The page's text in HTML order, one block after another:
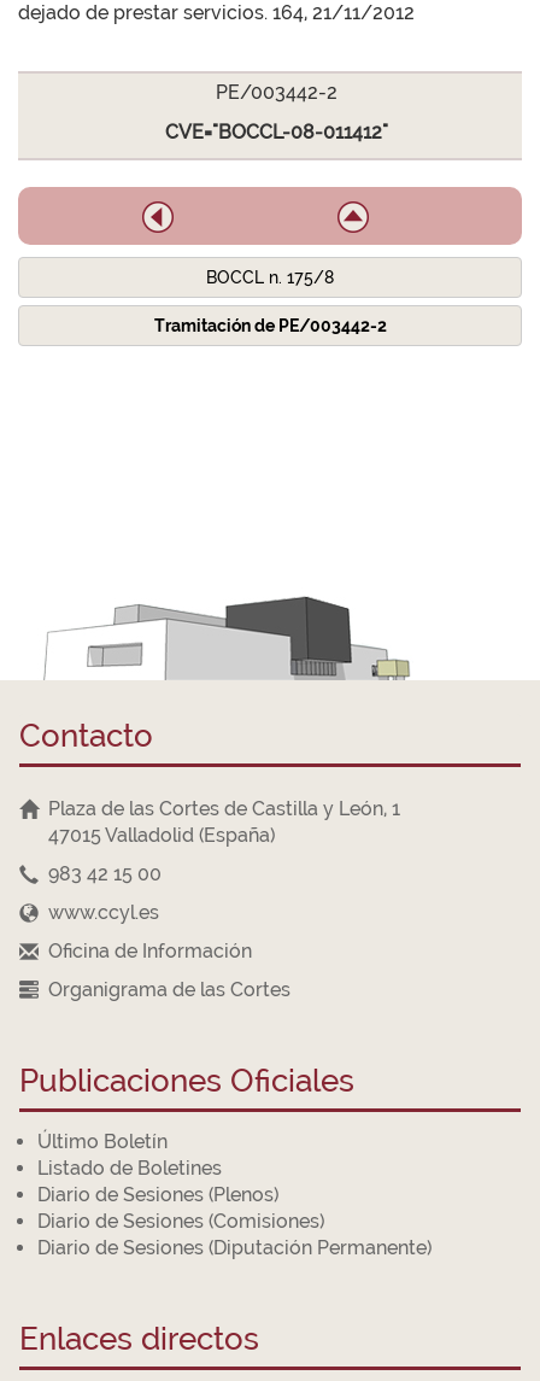
dejado de prestar servicios. 164, 21/11/2012
PE/003442-2
CVE="BOCCL-08-011412"
BOCCL n. 175/8
Tramitación de PE/003442-2
Contacto
Plaza de las Cortes de Castilla y León, 1
47015 Valladolid (España)
983 42 15 00
www.ccyl.es
Oficina de Información
Organigrama de las Cortes
Publicaciones Oficiales
Último Boletín
Listado de Boletines
Diario de Sesiones (Plenos)
Diario de Sesiones (Comisiones)
Diario de Sesiones (Diputación Permanente)
Enlaces directos